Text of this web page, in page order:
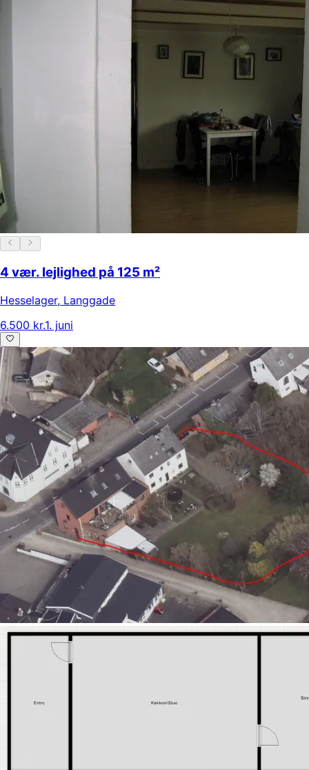
4 vær. lejlighed på 125 m²
Hesselager, Langgade
6.500 kr.1. juni